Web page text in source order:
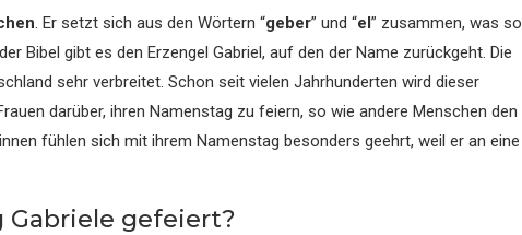
. Er setzt sich aus den Wörtern “geber” und “el” zusammen, was so
Bibel gibt es den Erzengel Gabriel, auf den der Name zurückgeht. Die
sehr verbreitet. Schon seit vielen Jahrhunderten wird dieser
darüber, ihren Namenstag zu feiern, so wie andere Menschen den
fühlen sich mit ihrem Namenstag besonders geehrt, weil er an eine
Gabriele gefeiert?